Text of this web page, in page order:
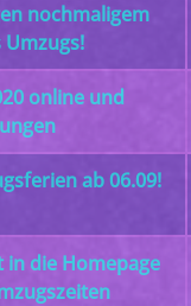
nochmaligem
online und
ab 06.09!
in die Homepage